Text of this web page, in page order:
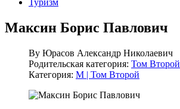
Туризм
Максин Борис Павлович
By Юрасов Александр Николаевич
Родительская категория: Том Второй
Категория: М | Том Второй